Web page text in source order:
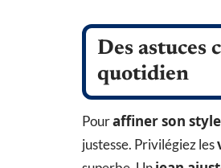
Des astuces
quotidien
Pouraffiner son style
justesse. Privilégiez les